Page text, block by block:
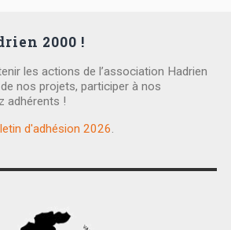
2000 !
les actions de l’association Hadrien
nos projets, participer à nos
adhérents !
d'adhésion 2026